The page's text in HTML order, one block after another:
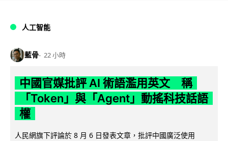
人工智能
藍骨 22 小時
中國官媒批評 AI 術語濫用英文 稱
「Token」與「Agent」動搖科技話語
權
人民網旗下評論於 8 月 6 日發表文章，批評中國廣泛使用